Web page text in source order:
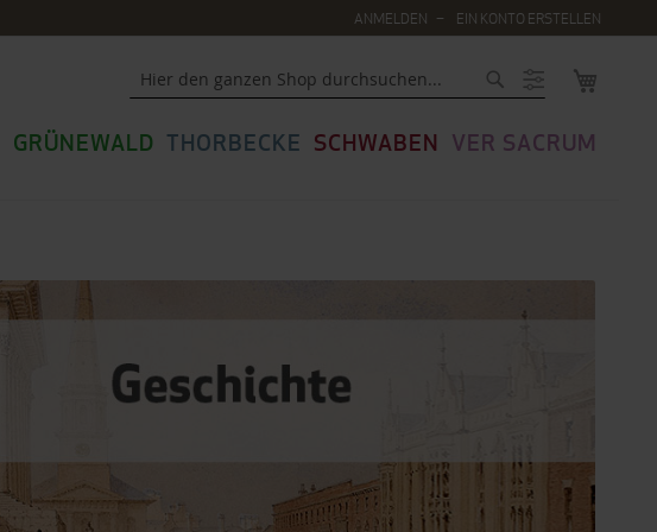
ANMELDEN EIN KONTO ERSTELLEN
GRÜNEWALD THORBECKE SCHWABEN VER SACRUM